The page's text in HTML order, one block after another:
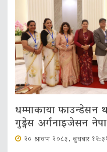
धम्माकाया फाउन्डेसन
गुड्नेस अर्गनाइजेसन
२० श्रावण २०८३, बुधबार